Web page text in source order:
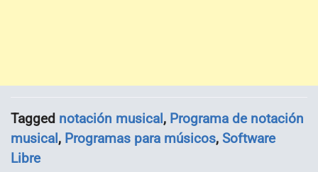
Tagged notación musical, Programa de notación
musical, Programas para músicos, Software
Libre